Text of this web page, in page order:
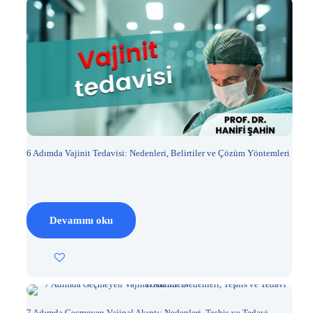
6 Adımda Vajinit Tedavisi: Nedenleri, Belirtiler ve Çözüm Yöntemleri
Devamını oku